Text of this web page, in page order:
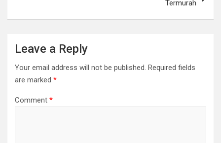
Termurah
Leave a Reply
Your email address will not be published. Required fields
are marked *
Comment *